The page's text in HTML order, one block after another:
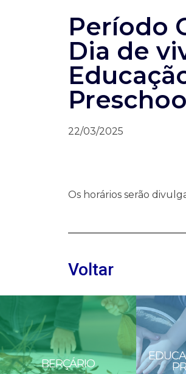
Período
Dia de
22/03/2025
Os horários serão
Voltar
BERÇÁRIO